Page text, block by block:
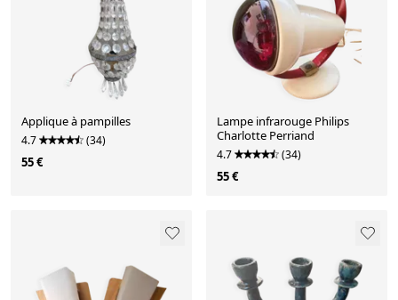
Applique à pampilles
4.7 (34)
55 €
Lampe infrarouge Philips
Charlotte Perriand
4.7 (34)
55 €